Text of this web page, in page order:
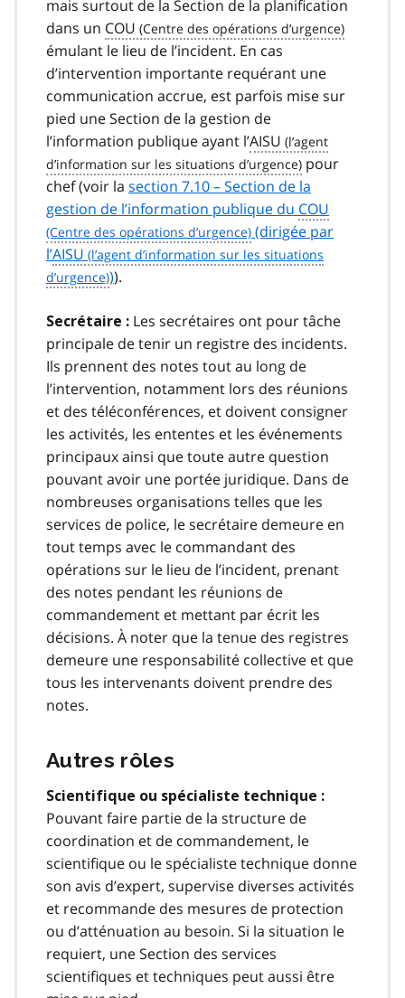
mais surtout de la Section de la planification
dans un COU
émulant le lieu de l’incident. En cas
d’intervention importante requérant une
communication accrue, est parfois mise sur
pied une Section de la gestion de
l’information publique ayant l’AISU
pour
chef (voir la section 7.10 – Section de la
gestion de l’information publique du COU
(dirigée par
l’AISU
)).
Secrétaire : Les secrétaires ont pour tâche
principale de tenir un registre des incidents.
Ils prennent des notes tout au long de
l’intervention, notamment lors des réunions
et des téléconférences, et doivent consigner
les activités, les ententes et les événements
principaux ainsi que toute autre question
pouvant avoir une portée juridique. Dans de
nombreuses organisations telles que les
services de police, le secrétaire demeure en
tout temps avec le commandant des
opérations sur le lieu de l’incident, prenant
des notes pendant les réunions de
commandement et mettant par écrit les
décisions. À noter que la tenue des registres
demeure une responsabilité collective et que
tous les intervenants doivent prendre des
notes.
Autres rôles
Scientifique ou spécialiste technique :
Pouvant faire partie de la structure de
coordination et de commandement, le
scientifique ou le spécialiste technique donne
son avis d’expert, supervise diverses activités
et recommande des mesures de protection
ou d’atténuation au besoin. Si la situation le
requiert, une Section des services
scientifiques et techniques peut aussi être